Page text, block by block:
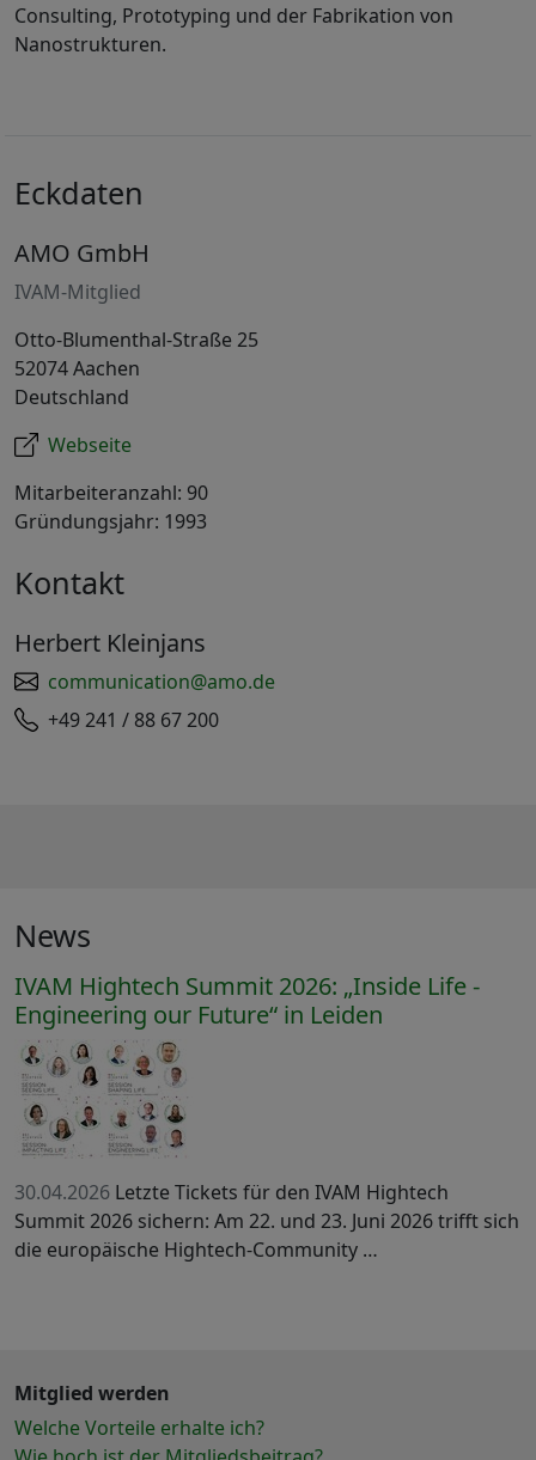
Consulting, Prototyping und der Fabrikation von
Nanostrukturen.
Eckdaten
AMO GmbH
IVAM-Mitglied
Otto-Blumenthal-Straße 25
52074 Aachen
Deutschland
Webseite
Mitarbeiteranzahl: 90
Gründungsjahr: 1993
Kontakt
Herbert Kleinjans
communication@amo.de
+49 241 / 88 67 200
News
IVAM Hightech Summit 2026: „Inside Life -
Engineering our Future“ in Leiden
30.04.2026 Letzte Tickets für den IVAM Hightech
Summit 2026 sichern: Am 22. und 23. Juni 2026 trifft sich
die europäische Hightech-Community …
Mitglied werden
Welche Vorteile erhalte ich?